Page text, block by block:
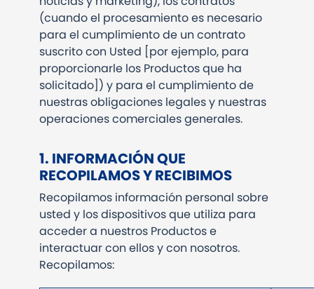
(cuando el procesamiento es necesario
para el cumplimiento de un contrato
suscrito con Usted [por ejemplo, para
proporcionarle los Productos que ha
solicitado]) y para el cumplimiento de
nuestras obligaciones legales y nuestras
operaciones comerciales generales.
1. INFORMACIÓN QUE
RECOPILAMOS Y RECIBIMOS
Recopilamos información personal sobre
usted y los dispositivos que utiliza para
acceder a nuestros Productos e
interactuar con ellos y con nosotros.
Recopilamos: